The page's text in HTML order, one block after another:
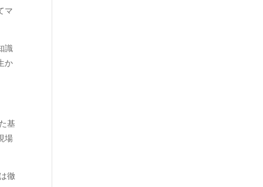
マ
識
か
基
場
徹